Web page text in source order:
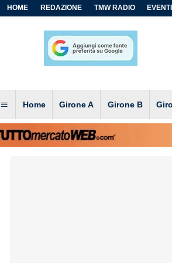
HOME REDAZIONE TMW RADIO
Home Girone A Girone B